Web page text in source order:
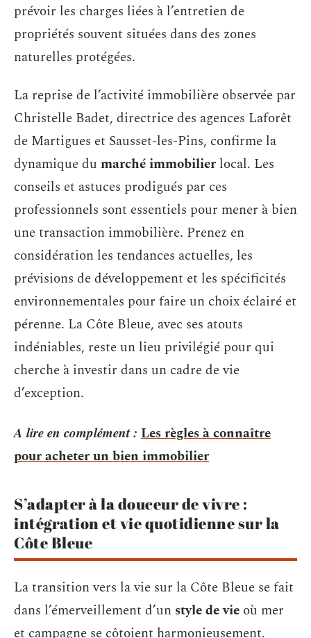
prévoir les charges liées à l’entretien de
propriétés souvent situées dans des zones
naturelles protégées.
La reprise de l’activité immobilière observée par
Christelle Badet, directrice des agences Laforêt
de Martigues et Sausset-les-Pins, confirme la
dynamique du marché immobilier local. Les
conseils et astuces prodigués par ces
professionnels sont essentiels pour mener à bien
une transaction immobilière. Prenez en
considération les tendances actuelles, les
prévisions de développement et les spécificités
environnementales pour faire un choix éclairé et
pérenne. La Côte Bleue, avec ses atouts
indéniables, reste un lieu privilégié pour qui
cherche à investir dans un cadre de vie
d’exception.
A lire en complément : Les règles à connaître
pour acheter un bien immobilier
S’adapter à la douceur de vivre :
intégration et vie quotidienne sur la
Côte Bleue
La transition vers la vie sur la Côte Bleue se fait
dans l’émerveillement d’un style de vie où mer
et campagne se côtoient harmonieusement.